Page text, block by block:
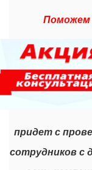
придет с
сотрудников с